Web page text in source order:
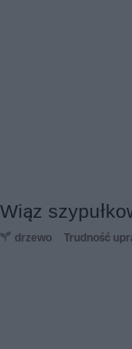
Wiąz
drzewo Trudność